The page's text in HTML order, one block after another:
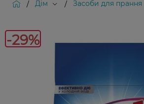
/ Дім / Засоби для прання
-29%